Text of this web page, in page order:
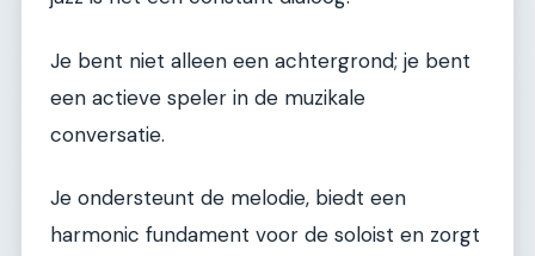
Je bent niet alleen een achtergrond; je bent
een actieve speler in de muzikale
conversatie.
Je ondersteunt de melodie, biedt een
harmonic fundament voor de soloist en zorgt